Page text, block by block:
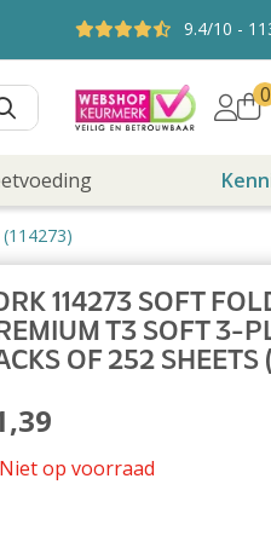
9.4/10 -
0
114273 SOFT
T3 SOFT 3-
OF 252 SHEETS
Niet op voorraad